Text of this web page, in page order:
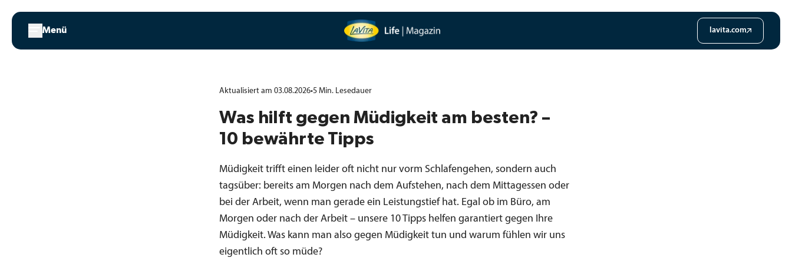
Inhalt
Menü lavita.com
Aktualisiert am 03.08.2026•5 Min. Lesedauer
Was hilft gegen Müdigkeit am besten? –
10 bewährte Tipps
Müdigkeit trifft einen leider oft nicht nur vorm Schlafengehen, sondern auch
tagsüber: bereits am Morgen nach dem Aufstehen, nach dem Mittagessen oder
bei der Arbeit, wenn man gerade ein Leistungstief hat. Egal ob im Büro, am
Morgen oder nach der Arbeit – unsere 10 Tipps helfen garantiert gegen Ihre
Müdigkeit. Was kann man also gegen Müdigkeit tun und warum fühlen wir uns
eigentlich oft so müde?